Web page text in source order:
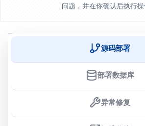
问题，并在你确认后执行操
源码部署
部署数据库
异常修复